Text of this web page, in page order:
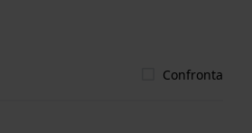
Confronta